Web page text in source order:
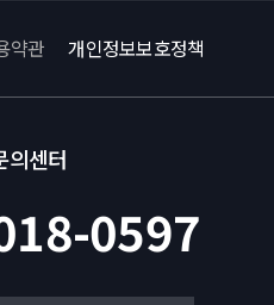
약관 개인정보보호정책
의센터
0597